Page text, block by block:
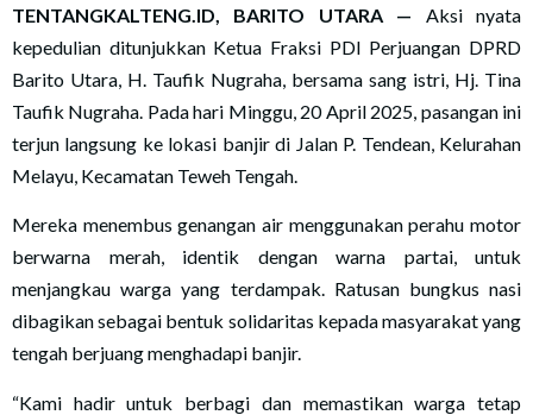
TENTANGKALTENG.ID, BARITO UTARA — Aksi nyata
kepedulian ditunjukkan Ketua Fraksi PDI Perjuangan DPRD
Barito Utara, H. Taufik Nugraha, bersama sang istri, Hj. Tina
Taufik Nugraha. Pada hari Minggu, 20 April 2025, pasangan ini
terjun langsung ke lokasi banjir di Jalan P. Tendean, Kelurahan
Melayu, Kecamatan Teweh Tengah.
Mereka menembus genangan air menggunakan perahu motor
berwarna merah, identik dengan warna partai, untuk
menjangkau warga yang terdampak. Ratusan bungkus nasi
dibagikan sebagai bentuk solidaritas kepada masyarakat yang
tengah berjuang menghadapi banjir.
“Kami hadir untuk berbagi dan memastikan warga tetap